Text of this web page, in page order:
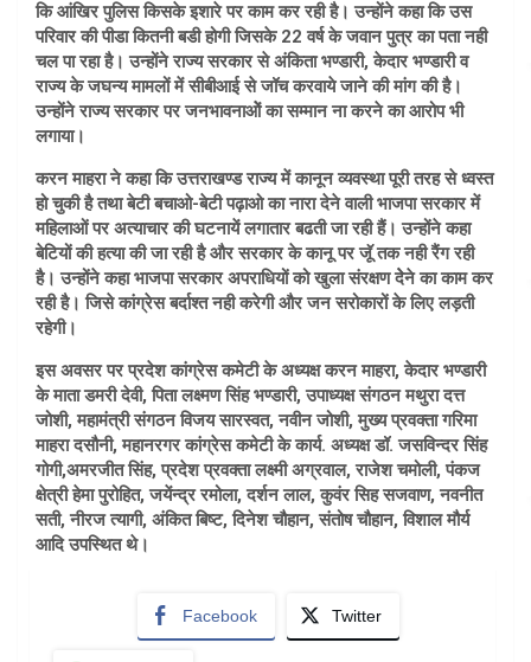
कि आंखिर पुलिस किसके इशारे पर काम कर रही है। उन्होंने कहा कि उस
परिवार की पीडा कितनी बडी होगी जिसके 22 वर्ष के जवान पुत्र का पता नही
चल पा रहा है। उन्होंने राज्य सरकार से अंकिता भण्डारी, केदार भण्डारी व
राज्य के जघन्य मामलों में सीबीआई से जॉच करवाये जाने की मांग की है।
उन्होंने राज्य सरकार पर जनभावनाओें का सम्मान ना करने का आरोप भी
लगाया।
करन माहरा ने कहा कि उत्तराखण्ड राज्य में कानून व्यवस्था पूरी तरह से ध्वस्त
हो चुकी है तथा बेटी बचाओ-बेटी पढ़ाओ का नारा देने वाली भाजपा सरकार में
महिलाओं पर अत्याचार की घटनायें लगातार बढती जा रही हैं। उन्होंने कहा
बेटियों की हत्या की जा रही है और सरकार के कानू पर जूॅ तक नही रैंग रही
है। उन्होंने कहा भाजपा सरकार अपराधियों को खुला संरक्षण देेने का काम कर
रही है। जिसे कांग्रेस बर्दाश्त नही करेगी और जन सरोकारों के लिए लड़ती
रहेगी।
इस अवसर पर प्रदेश कांग्रेस कमेटी के अध्यक्ष करन माहरा, केदार भण्डारी
के माता डमरी देवी, पिता लक्ष्मण सिंह भण्डारी, उपाध्यक्ष संगठन मथुरा दत्त
जोशी, महामंत्री संगठन विजय सारस्वत, नवीन जोशी, मुख्य प्रवक्ता गरिमा
माहरा दसौनी, महानरगर कांग्रेस कमेटी के कार्य. अध्यक्ष डॉ. जसविन्दर सिंह
गोगी,अमरजीत सिंह, प्रदेश प्रवक्ता लक्ष्मी अग्रवाल, राजेश चमोली, पंकज
क्षेत्री हेमा पुरोहित, जयेंन्द्र रमोला, दर्शन लाल, कुवंर सिह सजवाण, नवनीत
सती, नीरज त्यागी, अंकित बिष्ट, दिनेश चौहान, संतोष चौहान, विशाल मौर्य
आदि उपस्थित थे।
Facebook Twitter